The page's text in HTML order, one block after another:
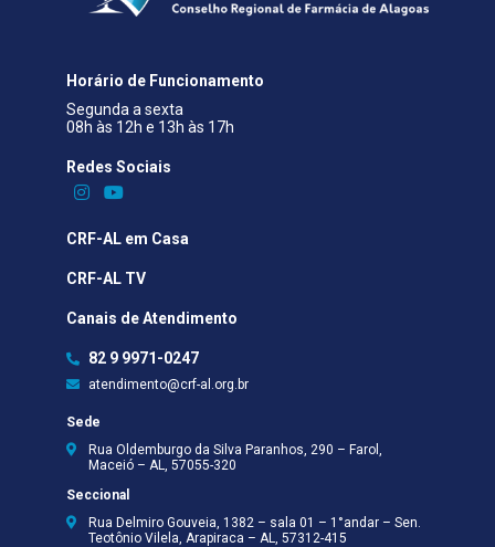
Horário de Funcionamento
Segunda a sexta
08h às 12h e 13h às 17h
Redes Sociais​
CRF-AL em Casa
CRF-AL TV
Canais de Atendimento
82 9 9971-0247
atendimento@crf-al.org.br
Sede
Rua Oldemburgo da Silva Paranhos, 290 – Farol,
Maceió – AL, 57055-320
Seccional
Rua Delmiro Gouveia, 1382 – sala 01 – 1°andar – Sen.
Teotônio Vilela, Arapiraca – AL, 57312-415